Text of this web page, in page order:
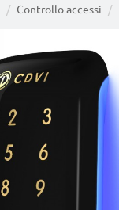
Controllo accessi